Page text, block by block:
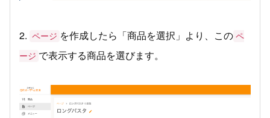
2. ページ を作成したら「商品を選択」より、この ペ
ージ で表示する商品を選びます。